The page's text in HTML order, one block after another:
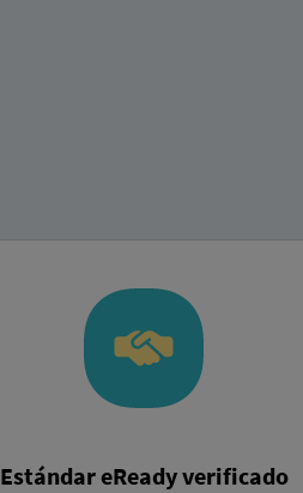
Estándar eReady verificado